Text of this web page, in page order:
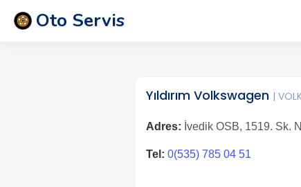
Oto Servis
Yıldırım Volkswagen |
Adres: İvedik OSB, 1519. Sk.
Tel: 0(535) 785 04 51